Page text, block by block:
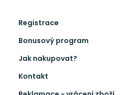
Registrace
Bonusový program
Jak nakupovat?
Kontakt